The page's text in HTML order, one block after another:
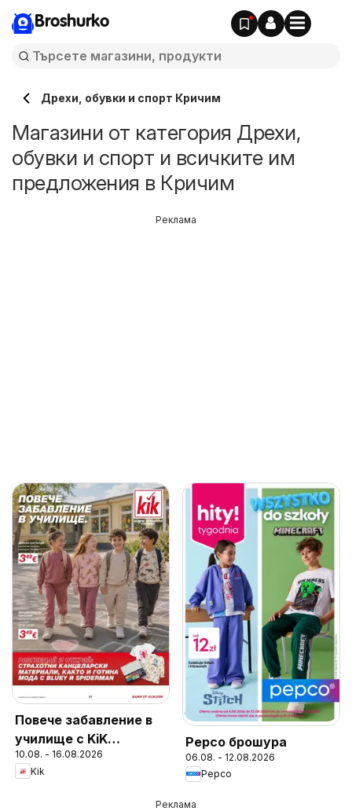
Broshurko
Дрехи, обувки и спорт Кричим
Магазини от категория Дрехи,
обувки и спорт и всичките им
предложения в Кричим
Повече забавление в
училище с KiK
предложения
10.08. - 16.08.2026
Kik
Pepco брошура
06.08. - 12.08.2026
Pepco
Реклама
Реклама